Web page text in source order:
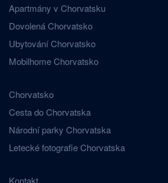
Apartmány v Chorvatsku
Dovolená Chorvatsko
Ubytování Chorvatsko
Mobilhome Chorvatsko
Chorvatsko
Cesta do Chorvatska
Národní parky Chorvatska
Letecké fotografie Chorvatska
Kontakt